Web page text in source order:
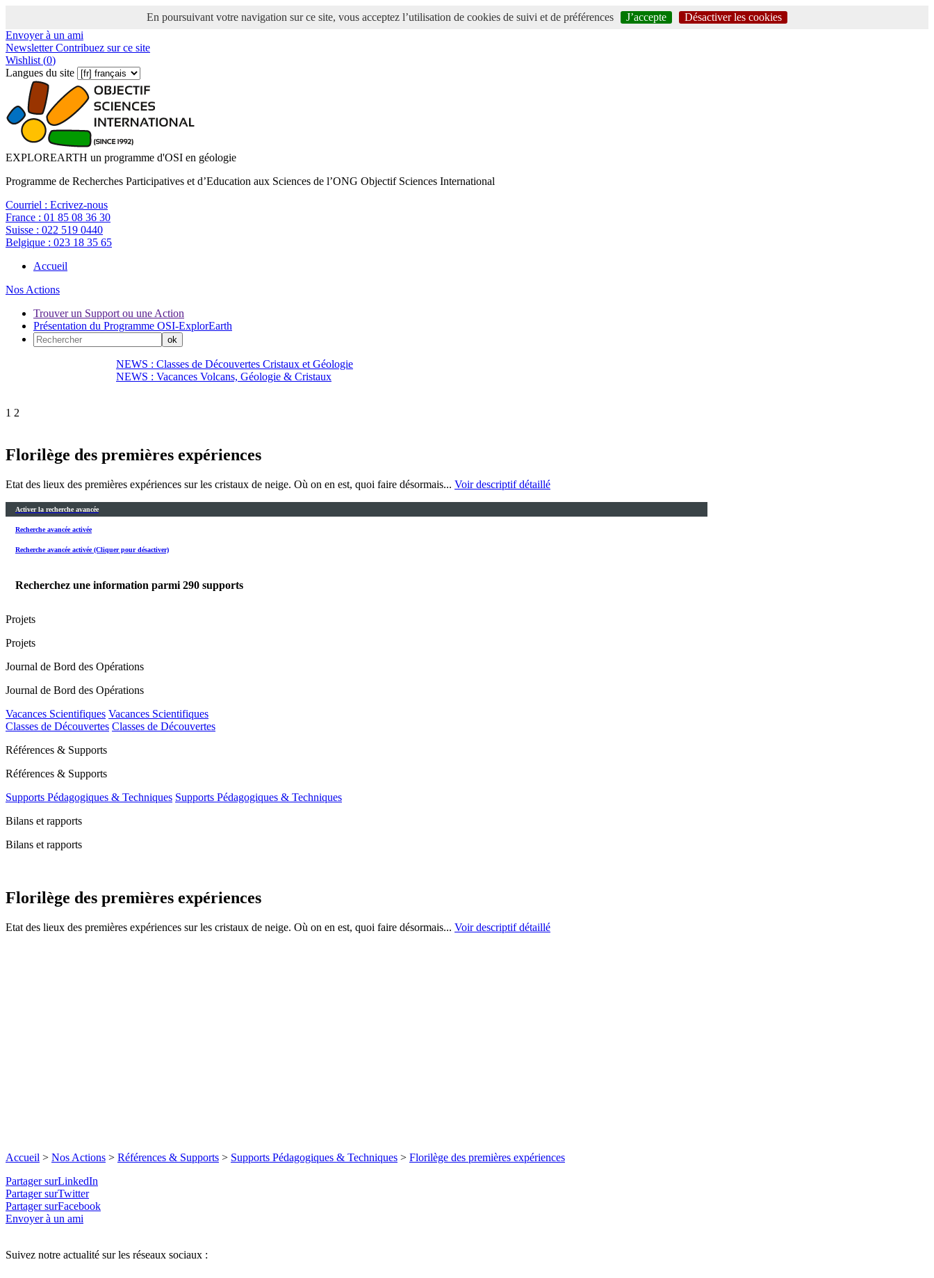
En poursuivant votre navigation sur ce site, vous acceptez l’utilisation de cookies de suivi et de préférences J’accepte
Désactiver les cookies
Envoyer à un ami
NewsletterContribuez sur ce site
Wishlist (0)
Langues du site
EXPLOREARTH un programme d'OSI en géologie
Programme de Recherches Participatives et d’Education aux Sciences de l’ONG Objectif Sciences International
Courriel : Ecrivez-nous
France : 01 85 08 36 30
Suisse : 022 519 0440
Belgique : 023 18 35 65
Accueil
Nos Actions
Trouver un Support ou une Action
Présentation du Programme OSI-ExplorEarth
NEWS : Classes de Découvertes Cristaux et Géologie
NEWS : Vacances Volcans, Géologie & Cristaux
1 2
Florilège des premières expériences
Etat des lieux des premières expériences sur les cristaux de neige. Où on en est, quoi faire désormais... Voir descriptif détaillé
Activer la recherche avancée
Recherche avancée activée
Recherche avancée activée (Cliquer pour désactiver)
Recherchez une information parmi 290 supports
Projets
Projets
Journal de Bord des Opérations
Journal de Bord des Opérations
Vacances Scientifiques Vacances Scientifiques
Classes de Découvertes Classes de Découvertes
Références & Supports
Références & Supports
Supports Pédagogiques & Techniques Supports Pédagogiques & Techniques
Bilans et rapports
Bilans et rapports
Florilège des premières expériences
Etat des lieux des premières expériences sur les cristaux de neige. Où on en est, quoi faire désormais... Voir descriptif détaillé
Accueil > Nos Actions > Références & Supports > Supports Pédagogiques & Techniques > Florilège des premières expériences
Partager surLinkedIn
Partager surTwitter
Partager surFacebook
Envoyer à un ami
Suivez notre actualité sur les réseaux sociaux :